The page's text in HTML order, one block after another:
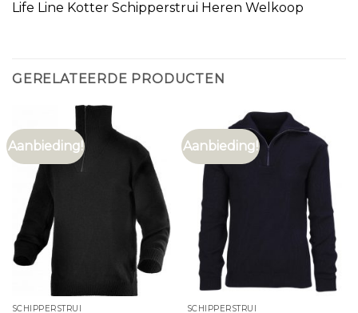
Life Line Kotter Schipperstrui Heren Welkoop
GERELATEERDE PRODUCTEN
Aanbieding!
SCHIPPERSTRUI
Aanbieding!
SCHIPPERSTRUI